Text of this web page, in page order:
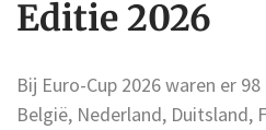
Editie 2026
Bij Euro-Cup 2026 waren er
België, Nederland, Duitsland,